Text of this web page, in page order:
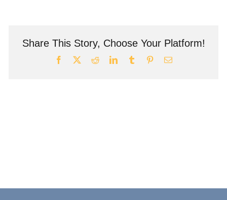
Share This Story, Choose Your Platform!
Facebook RedditLinkedInTumblr PinterestEmail